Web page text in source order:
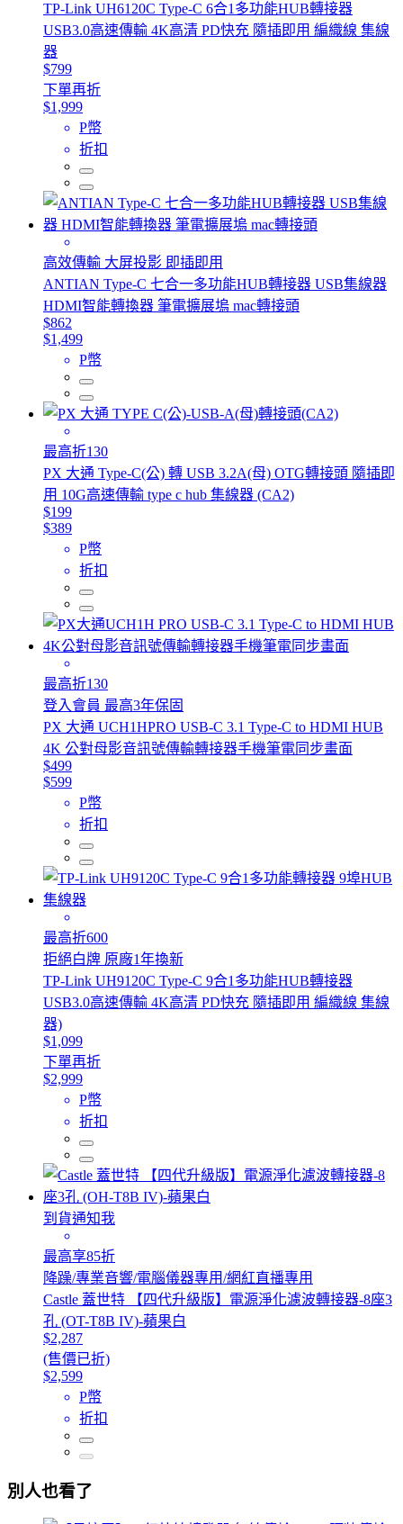
TP-Link UH6120C Type-C 6合1多功能HUB轉接器
USB3.0高速傳輸 4K高清 PD快充 隨插即用 編織線 集線
器
$799
下單再折
$1,999
P幣
折扣
高效傳輸 大屏投影 即插即用
ANTIAN Type-C 七合一多功能HUB轉接器 USB集線器
HDMI智能轉換器 筆電擴展塢 mac轉接頭
$862
$1,499
P幣
最高折130
PX 大通 Type-C(公) 轉 USB 3.2A(母) OTG轉接頭 隨插即
用 10G高速傳輸 type c hub 集線器 (CA2)
$199
$389
P幣
折扣
最高折130
登入會員 最高3年保固
PX 大通 UCH1HPRO USB-C 3.1 Type-C to HDMI HUB
4K 公對母影音訊號傳輸轉接器手機筆電同步畫面
$499
$599
P幣
折扣
最高折600
拒絕白牌 原廠1年換新
TP-Link UH9120C Type-C 9合1多功能HUB轉接器
USB3.0高速傳輸 4K高清 PD快充 隨插即用 編織線 集線
器)
$1,099
下單再折
$2,999
P幣
折扣
到貨通知我
最高享85折
降躁/專業音響/電腦儀器專用/網紅直播專用
Castle 蓋世特 【四代升級版】電源淨化濾波轉接器-8座3
孔 (OT-T8B IV)-蘋果白
$2,287
(售價已折)
$2,599
P幣
折扣
別人也看了